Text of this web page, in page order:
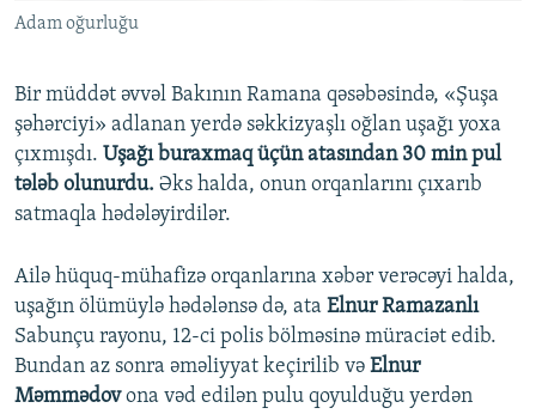
BIZIMLƏ ƏLAQƏ
Adam oğurluğu
Bir müddət əvvəl Bakının Ramana qəsəbəsində, «Şuşa
şəhərciyi» adlanan yerdə səkkizyaşlı oğlan uşağı yoxa
çıxmışdı. Uşağı buraxmaq üçün atasından 30 min pul
tələb olunurdu. Əks halda, onun orqanlarını çıxarıb
satmaqla hədələyirdilər.
Ailə hüquq-mühafizə orqanlarına xəbər verəcəyi halda,
uşağın ölümüylə hədələnsə də, ata Elnur Ramazanlı
Sabunçu rayonu, 12-ci polis bölməsinə müraciət edib.
Bundan az sonra əməliyyat keçirilib və Elnur
Məmmədovona vəd edilən pulu qoyulduğu yerdən